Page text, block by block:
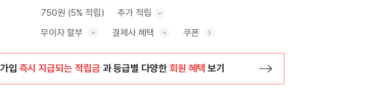
750원 (5% 적립) 추가 적립
무이자 할부 결제사 혜택 쿠폰
입 즉시 지급되는 적립금 과 등급별 다양한 회원 혜택 보기